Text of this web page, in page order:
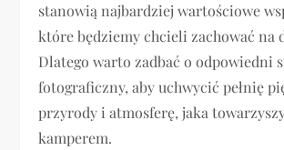
stanowią najbardziej wartościowe
które będziemy chcieli zachować na
Dlatego warto zadbać o odpowiedni
fotograficzny, aby uchwycić pełnię
przyrody i atmosferę, jaka
kamperem.